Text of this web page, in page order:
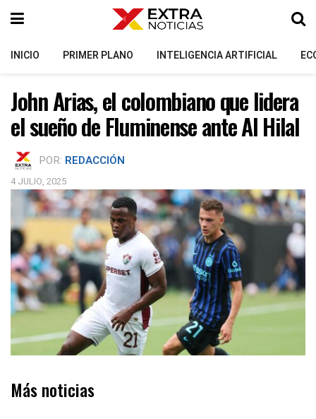
INICIO PRIMER PLANO INTELIGENCIA ARTIFICIAL
John Arias, el colombiano que lidera
el sueño de Fluminense ante Al Hilal
POR: REDACCIÓN
4 JULIO, 2025
Más noticias